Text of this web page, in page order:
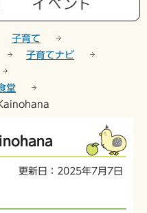
子育て
子育てナビ
堂
更新日：2025年7月7日